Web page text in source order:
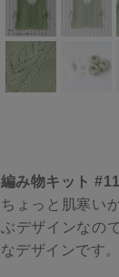
編み物キット
ちょっと肌寒い
ぶデザインなの
なデザインです。